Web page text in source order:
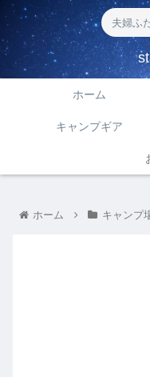
夫婦ふ
ホーム
キャンプギア
ホーム キャンプ